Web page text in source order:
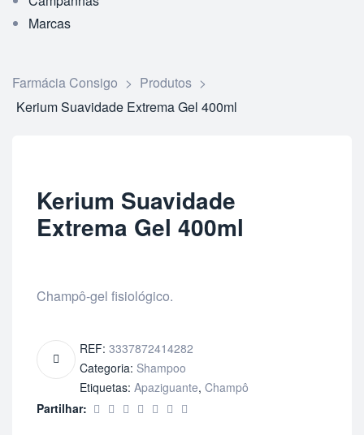
Marcas
Farmácia Consigo > Produtos >
Kerium Suavidade Extrema Gel 400ml
Kerium Suavidade
Extrema Gel 400ml
Champô-gel fisiológico.
REF: 3337872414282
Categoria: Shampoo
Etiquetas: Apaziguante, Champô
Partilhar: